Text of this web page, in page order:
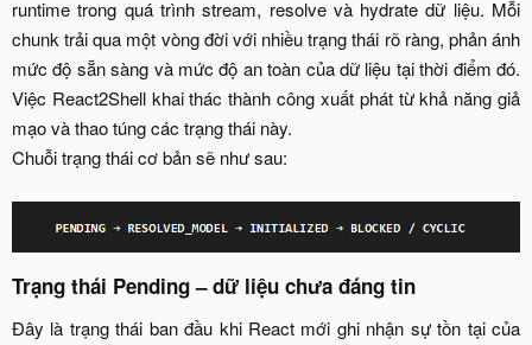
runtime trong quá trình stream, resolve và hydrate dữ liệu. Mỗi
chunk trải qua một vòng đời với nhiều trạng thái rõ ràng, phản ánh
mức độ sẵn sàng và mức độ an toàn của dữ liệu tại thời điểm đó.
Việc React2Shell khai thác thành công xuất phát từ khả năng giả
mạo và thao túng các trạng thái này.
Chuỗi trạng thái cơ bản sẽ như sau:
Trạng thái Pending – dữ liệu chưa đáng tin
Đây là trạng thái ban đầu khi React mới ghi nhận sự tồn tại của